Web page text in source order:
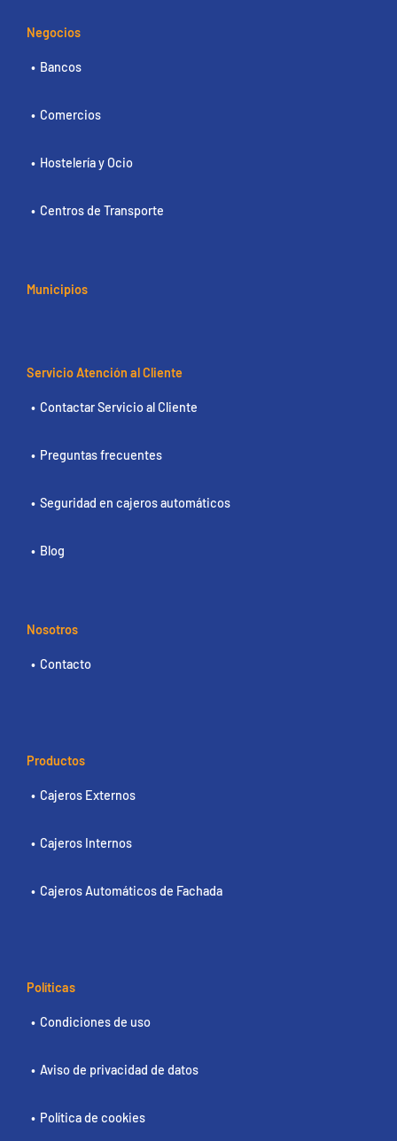
Negocios
Bancos
Comercios
Hostelería y Ocio
Centros de Transporte
Municipios
Servicio Atención al Cliente
Contactar Servicio al Cliente
Preguntas frecuentes
Seguridad en cajeros automáticos
Blog
Nosotros
Contacto
Productos
Cajeros Externos
Cajeros Internos
Cajeros Automáticos de Fachada
Políticas
Condiciones de uso
Aviso de privacidad de datos
Política de cookies